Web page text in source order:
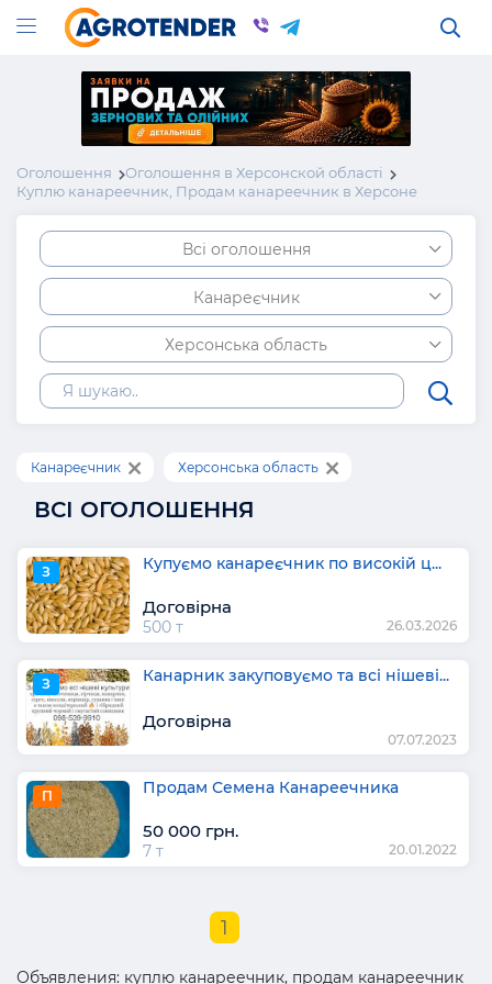
Оголошення
Оголошення в Херсонской області
Куплю канареечник, Продам канареечник в Херсоне
Всі оголошення
Канареєчник
Херсонська область
Канареєчник Херсонська область
ВСІ ОГОЛОШЕННЯ
З Купуємо канареєчник по високій ц...
Договірна
500 т 26.03.2026
З Канарник закуповуємо та всі нішеві...
Договірна
07.07.2023
П Продам Семена Канареечника
50 000 грн.
7 т 20.01.2022
1
Объявления: куплю канареечник, продам канареечник